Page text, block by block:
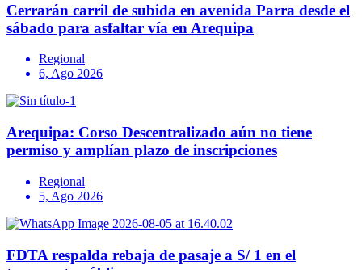
Cerrarán carril de subida en avenida Parra desde el
sábado para asfaltar vía en Arequipa
Regional
6, Ago 2026
Arequipa: Corso Descentralizado aún no tiene
permiso y amplían plazo de inscripciones
Regional
5, Ago 2026
FDTA respalda rebaja de pasaje a S/ 1 en el